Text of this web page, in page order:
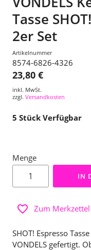
Tasse
2er Set
Artikelnummer
8574-6826-4326
23,80 €
inkl. MwSt.
zzgl. Versandkosten
5 Stück Verfügbar
Menge
IN
Zum
SHOT! Espresso
VONDELS gefertigt.